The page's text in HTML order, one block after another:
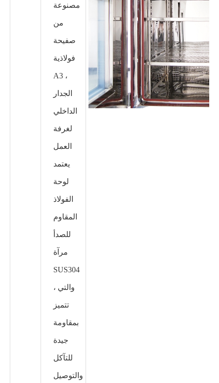
مصنوعة
من
صفيحة
فولاذية
A3 ،
الجدار
الداخلي
لغرفة
العمل
يعتمد
لوحة
الفولاذ
المقاوم
للصدأ
مرآة
SUS304
، والتي
تتميز
بمقاومة
جيدة
للتآكل
والتوصيل